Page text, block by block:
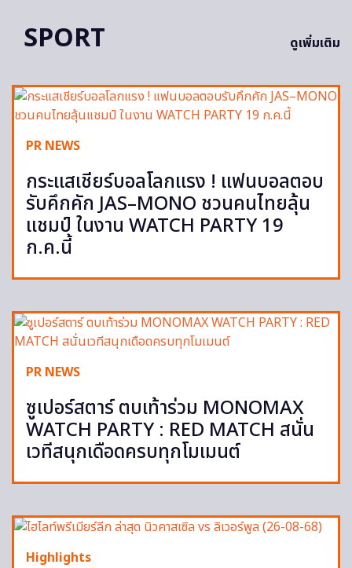
SPORT ดูเพิ่มเติม
PR NEWS
กระแสเชียร์บอลโลกแรง ! แฟนบอลตอบ
รับคึกคัก JAS–MONO ชวนคนไทยลุ้น
แชมป์ ในงาน WATCH PARTY 19
ก.ค.นี้
PR NEWS
ซูเปอร์สตาร์ ตบเท้าร่วม MONOMAX
WATCH PARTY : RED MATCH สนั่น
เวทีสนุกเดือดครบทุกโมเมนต์
Highlights